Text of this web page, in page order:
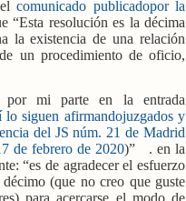
elcomunicado publicadopor la
“Esta resolución es la décima
la existencia de una relación
un procedimiento de oficio,
por mi parte en la entrada
lo siguen afirmandojuzgados y
del JS núm. 21 de Madrid
de febrero de 2020)”
. en la
“es de agradecer el esfuerzo
(que no creo que guste
para acercarse el modo de